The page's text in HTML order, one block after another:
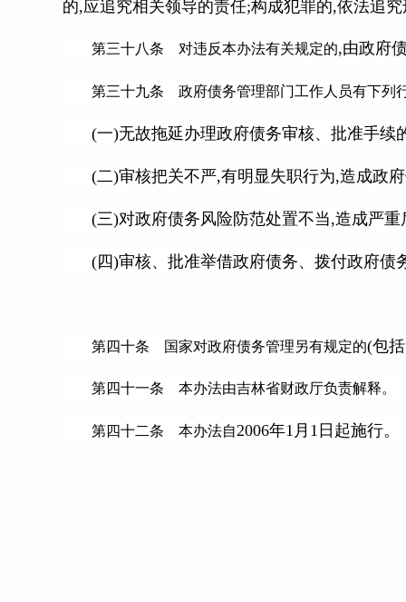
的,应追究相关领导的责任;构成犯罪的,依法追
第三十八条 对违反本办法有关规定的,由政府
第三十九条 政府债务管理部门工作人员有下列
(一)无故拖延办理政府债务审核、批准手续
(二)审核把关不严,有明显失职行为,造成政
(三)对政府债务风险防范处置不当,造成严重
(四)审核、批准举借政府债务、拨付政府债
第四十条 国家对政府债务管理另有规定的(包
第四十一条 本办法由吉林省财政厅负责解释。
第四十二条 本办法自2006年1月1日起施行。